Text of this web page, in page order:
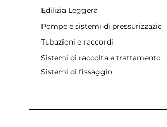
Edilizia Leggera
Pompe e sistemi di pressurizzazione
Tubazioni e raccordi
Sistemi di raccolta e trattamento
Sistemi di fissaggio